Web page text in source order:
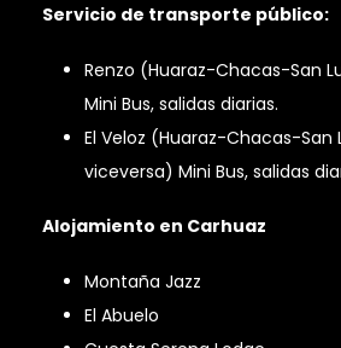
Servicio de transporte público:
Renzo (Huaraz-Chacas-San
Mini Bus, salidas diarias.
El Veloz (Huaraz-Chacas-San
viceversa) Mini Bus, salidas
Alojamiento en Carhuaz
Montaña Jazz
El Abuelo